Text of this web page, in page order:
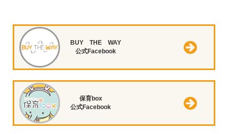
BUY THE WAY
公式Facebook
保育box
公式Facebook